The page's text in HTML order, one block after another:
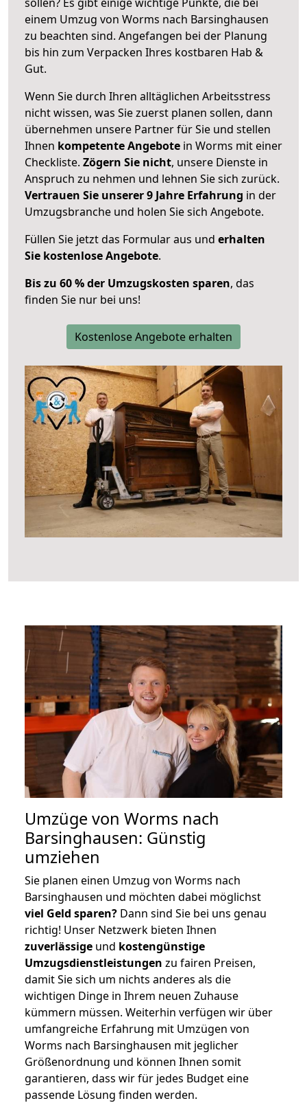
einem Umzug von Worms nach Barsinghausen
zu beachten sind. Angefangen bei der Planung
bis hin zum Verpacken Ihres kostbaren Hab &
Gut.
Wenn Sie durch Ihren alltäglichen Arbeitsstress
nicht wissen, was Sie zuerst planen sollen, dann
übernehmen unsere Partner für Sie und stellen
Ihnen kompetente Angebote in Worms mit einer
Checkliste. Zögern Sie nicht, unsere Dienste in
Anspruch zu nehmen und lehnen Sie sich zurück.
Vertrauen Sie unserer 9 Jahre Erfahrung in der
Umzugsbranche und holen Sie sich Angebote.
Füllen Sie jetzt das Formular aus und erhalten
Sie kostenlose Angebote.
Bis zu 60 % der Umzugskosten sparen, das
finden Sie nur bei uns!
Kostenlose Angebote erhalten
Umzüge von Worms nach
Barsinghausen: Günstig
umziehen
Sie planen einen Umzug von Worms nach
Barsinghausen und möchten dabei möglichst
viel Geld sparen? Dann sind Sie bei uns genau
richtig! Unser Netzwerk bieten Ihnen
zuverlässige und kostengünstige
Umzugsdienstleistungen zu fairen Preisen,
damit Sie sich um nichts anderes als die
wichtigen Dinge in Ihrem neuen Zuhause
kümmern müssen. Weiterhin verfügen wir über
umfangreiche Erfahrung mit Umzügen von
Worms nach Barsinghausen mit jeglicher
Größenordnung und können Ihnen somit
garantieren, dass wir für jedes Budget eine
passende Lösung finden werden.